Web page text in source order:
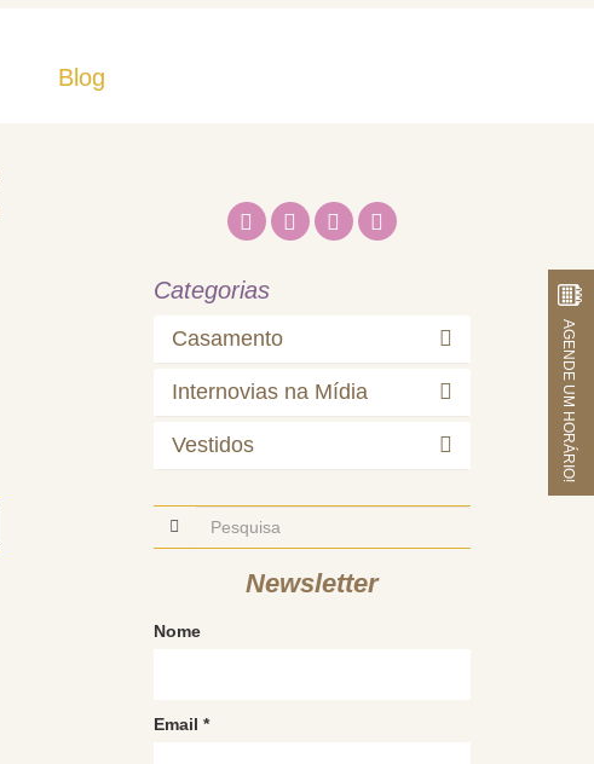
Blog
Categorias
Casamento
Internovias na Mídia
Vestidos
Newsletter
Nome
Email *
AGENDE UM HORÁRIO!